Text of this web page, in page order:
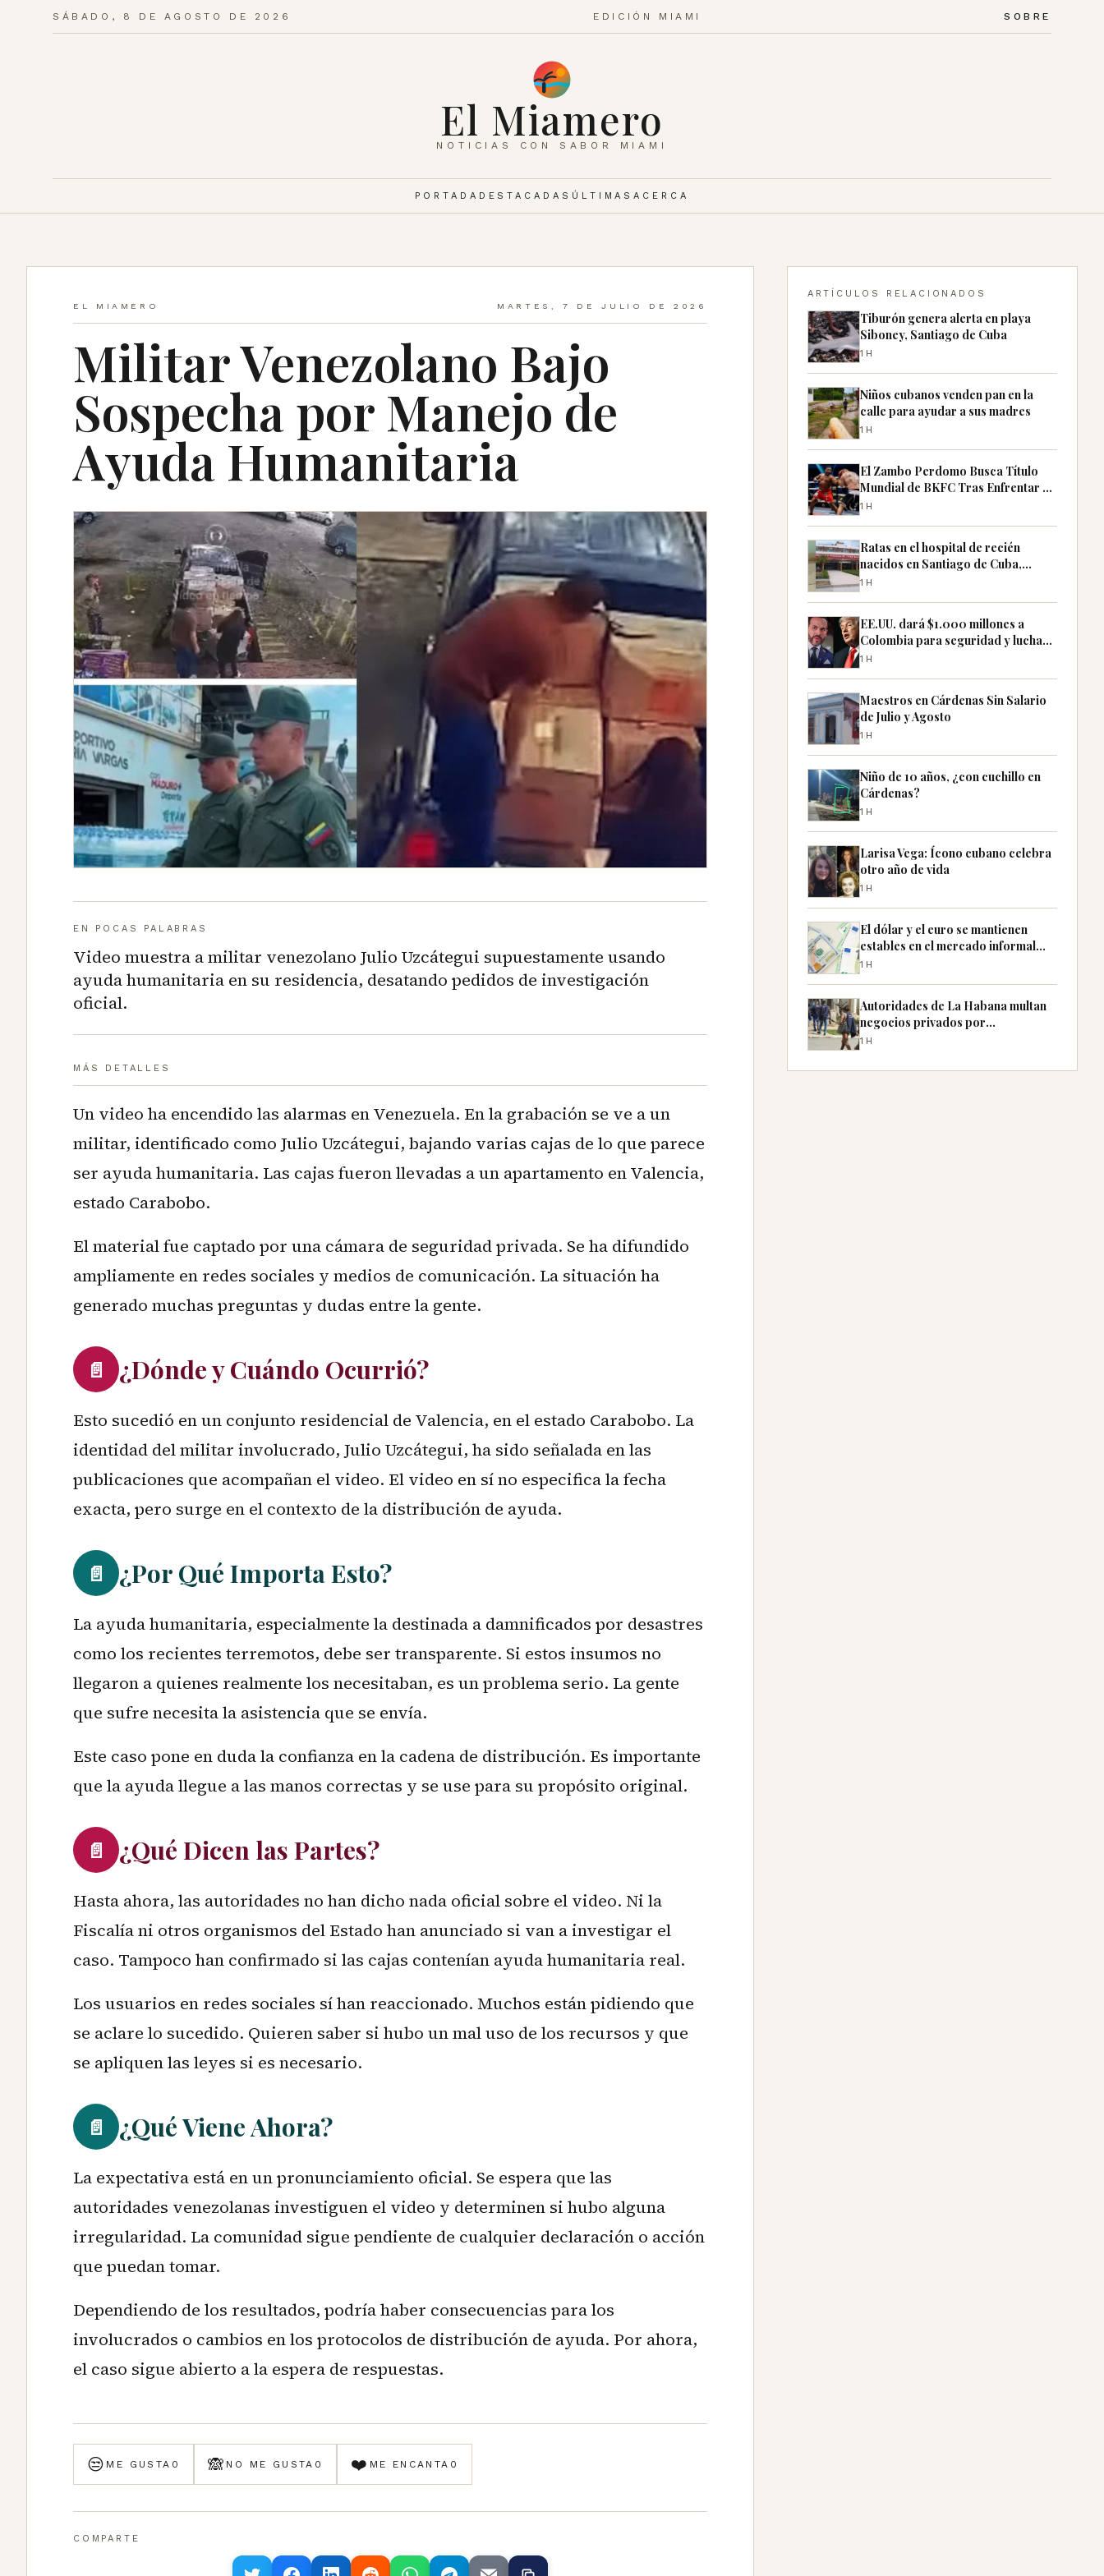
SÁBADO, 8 DE AGOSTO DE 2026 EDICIÓN MIAMI SOBRE
El Miamero
NOTICIAS CON SABOR MIAMI
PORTADA DESTACADAS ÚLTIMASACERCA
EL MIAMERO MARTES, 7 DE JULIO DE 2026
Militar Venezolano Bajo
Sospecha por Manejo de
Ayuda Humanitaria
EN POCAS PALABRAS
Video muestra a militar venezolano Julio Uzcátegui supuestamente usando
ayuda humanitaria en su residencia, desatando pedidos de investigación
oficial.
MÁS DETALLES
Un video ha encendido las alarmas en Venezuela. En la grabación se ve a un
militar, identificado como Julio Uzcátegui, bajando varias cajas de lo que parece
ser ayuda humanitaria. Las cajas fueron llevadas a un apartamento en Valencia,
estado Carabobo.
El material fue captado por una cámara de seguridad privada. Se ha difundido
ampliamente en redes sociales y medios de comunicación. La situación ha
generado muchas preguntas y dudas entre la gente.
📄 ¿Dónde y Cuándo Ocurrió?
Esto sucedió en un conjunto residencial de Valencia, en el estado Carabobo. La
identidad del militar involucrado, Julio Uzcátegui, ha sido señalada en las
publicaciones que acompañan el video. El video en sí no especifica la fecha
exacta, pero surge en el contexto de la distribución de ayuda.
📄 ¿Por Qué Importa Esto?
La ayuda humanitaria, especialmente la destinada a damnificados por desastres
como los recientes terremotos, debe ser transparente. Si estos insumos no
llegaron a quienes realmente los necesitaban, es un problema serio. La gente
que sufre necesita la asistencia que se envía.
Este caso pone en duda la confianza en la cadena de distribución. Es importante
que la ayuda llegue a las manos correctas y se use para su propósito original.
📄 ¿Qué Dicen las Partes?
Hasta ahora, las autoridades no han dicho nada oficial sobre el video. Ni la
Fiscalía ni otros organismos del Estado han anunciado si van a investigar el
caso. Tampoco han confirmado si las cajas contenían ayuda humanitaria real.
Los usuarios en redes sociales sí han reaccionado. Muchos están pidiendo que
se aclare lo sucedido. Quieren saber si hubo un mal uso de los recursos y que
se apliquen las leyes si es necesario.
📄 ¿Qué Viene Ahora?
La expectativa está en un pronunciamiento oficial. Se espera que las
autoridades venezolanas investiguen el video y determinen si hubo alguna
irregularidad. La comunidad sigue pendiente de cualquier declaración o acción
que puedan tomar.
Dependiendo de los resultados, podría haber consecuencias para los
involucrados o cambios en los protocolos de distribución de ayuda. Por ahora,
el caso sigue abierto a la espera de respuestas.
😒 ME GUSTA 0 🙈 NO ME GUSTA 0 ❤️ ME ENCANTA 0
COMPARTE
ARTÍCULOS RELACIONADOS
Tiburón genera alerta en playa
Siboney, Santiago de Cuba
1H
Niños cubanos venden pan en la
calle para ayudar a sus madres
1H
El Zambo Perdomo Busca Título
Mundial de BKFC Tras Enfrentar a
Garrett
1H
Ratas en el hospital de recién
nacidos en Santiago de Cuba,
denuncian familiares
1H
EE.UU. dará $1.000 millones a
Colombia para seguridad y lucha
contra el narco
1H
Maestros en Cárdenas Sin Salario
de Julio y Agosto
1H
Niño de 10 años, ¿con cuchillo en
Cárdenas?
1H
Larisa Vega: Ícono cubano celebra
otro año de vida
1H
El dólar y el euro se mantienen
estables en el mercado informal
cubano
1H
Autoridades de La Habana multan
negocios privados por
especulación y evasión fiscal
1H